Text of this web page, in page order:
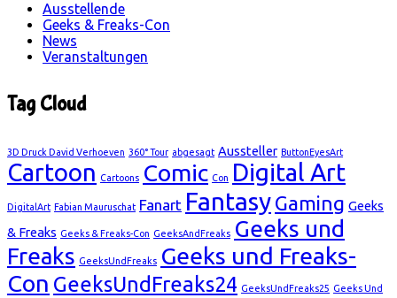
Ausstellende
Geeks & Freaks-Con
News
Veranstaltungen
Tag Cloud
3D Druck David Verhoeven 360° Tour abgesagt Aussteller ButtonEyesArt
Cartoon Cartoons Comic Con Digital Art
DigitalArt Fabian Mauruschat Fanart Fantasy Gaming Geeks
& Freaks Geeks & Freaks-Con GeeksAndFreaks Geeks und
Freaks GeeksUndFreaks Geeks und Freaks-
Con GeeksUndFreaks24 GeeksUndFreaks25 Geeks Und